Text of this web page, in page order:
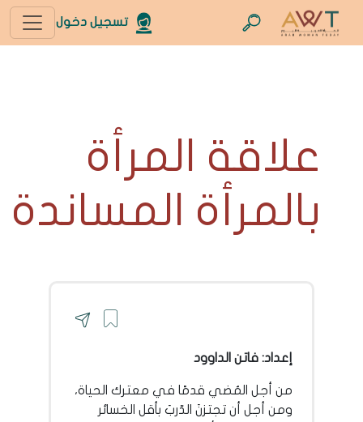
تسجيل دخول
علاقة المرأة
بالمرأة المساندة
إعداد: فاتن الداوود
من أجل المُضي قدمًا في معترك الحياة،
ومن أجل أن تجتزنَ الدّربَ بأقل الخسائر